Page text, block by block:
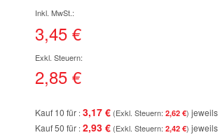
der
Bildgalerie
3,45 €
2,85 €
Kauf 10 für 3,17 € 2,62 € jeweils
Kauf 50 für 2,93 € 2,42 € jeweils